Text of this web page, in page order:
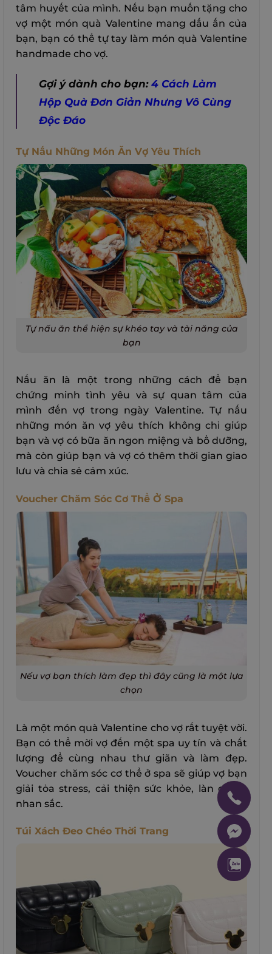
tâm huyết của mình. Nếu bạn muốn tặng cho
vợ một món quà Valentine mang dấu ấn của
bạn, bạn có thể tự tay làm món quà Valentine
handmade cho vợ.
Gợi ý dành cho bạn:4 Cách Làm
Hộp Quà Đơn Giản Nhưng Vô Cùng
Độc Đáo
Tự Nấu Những Món Ăn Vợ Yêu Thích
Tự nấu ăn thể hiện sự khéo tay và tài năng của
bạn
Nấu ăn là một trong những cách để bạn
chứng minh tình yêu và sự quan tâm của
mình đến vợ trong ngày Valentine. Tự nấu
những món ăn vợ yêu thích không chỉ giúp
bạn và vợ có bữa ăn ngon miệng và bổ dưỡng,
mà còn giúp bạn và vợ có thêm thời gian giao
lưu và chia sẻ cảm xúc.
Voucher Chăm Sóc Cơ Thể Ở Spa
Nếu vợ bạn thích làm đẹp thì đây cũng là một lựa
chọn
Là một món quà Valentine cho vợ rất tuyệt vời.
Bạn có thể mời vợ đến một spa uy tín và chất
lượng để cùng nhau thư giãn và làm đẹp.
Voucher chăm sóc cơ thể ở spa sẽ giúp vợ bạn
giải tỏa stress, cải thiện sức khỏe, làn da và
nhan sắc.
Túi Xách Đeo Chéo Thời Trang